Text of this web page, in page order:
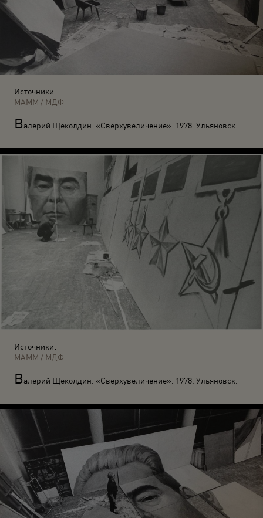
Источники:
МАММ / МДФ
Валерий Щеколдин. «Сверхувеличение». 1978. Ульяновск.
Источники:
МАММ / МДФ
Валерий Щеколдин. «Сверхувеличение». 1978. Ульяновск.